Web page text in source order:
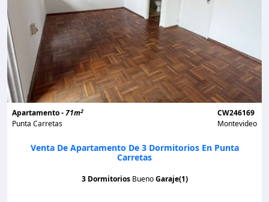
Apartamento -71m2
Punta Carretas
CW246169
Montevideo
Venta De Apartamento De 3 Dormitorios En Punta
Carretas
3 Dormitorios BuenoGaraje(1)